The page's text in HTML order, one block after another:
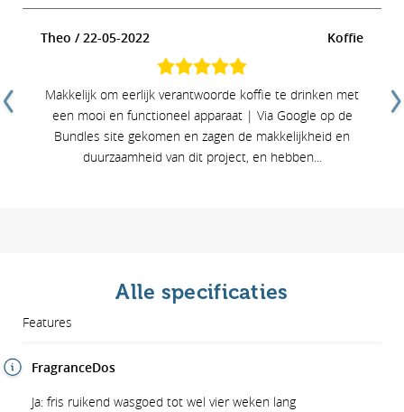
Theo / 22-05-2022 Koffie
Makkelijk om eerlijk verantwoorde koffie te drinken met
een mooi en functioneel apparaat | Via Google op de
Bundles site gekomen en zagen de makkelijkheid en
duurzaamheid van dit project, en hebben...
Alle specificaties
Features
FragranceDos
Ja: fris ruikend wasgoed tot wel vier weken lang